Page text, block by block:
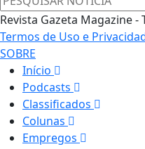
Revista Gazeta Magazine
Termos de Uso e
SOBRE
Início
Podcasts
Classificados
Colunas
Empregos